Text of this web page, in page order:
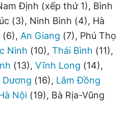
Định (xếp thứ 1), Bình
(3), Ninh Bình (4), Hà
(6), An Giang (7), Phú Thọ
Ninh (10), Thái Bình (11),
(13), Vĩnh Long (14),
Dương (16), Lâm Đồng
Nội (19), Bà Rịa-Vũng